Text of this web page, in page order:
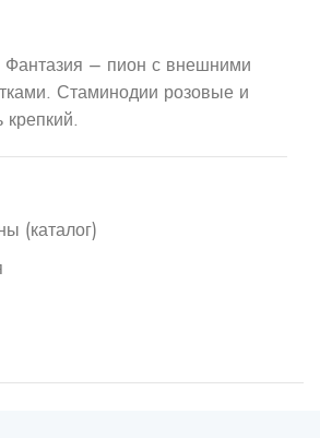
Фантазия – пион с внешними
Стаминодии розовые и
(каталог)